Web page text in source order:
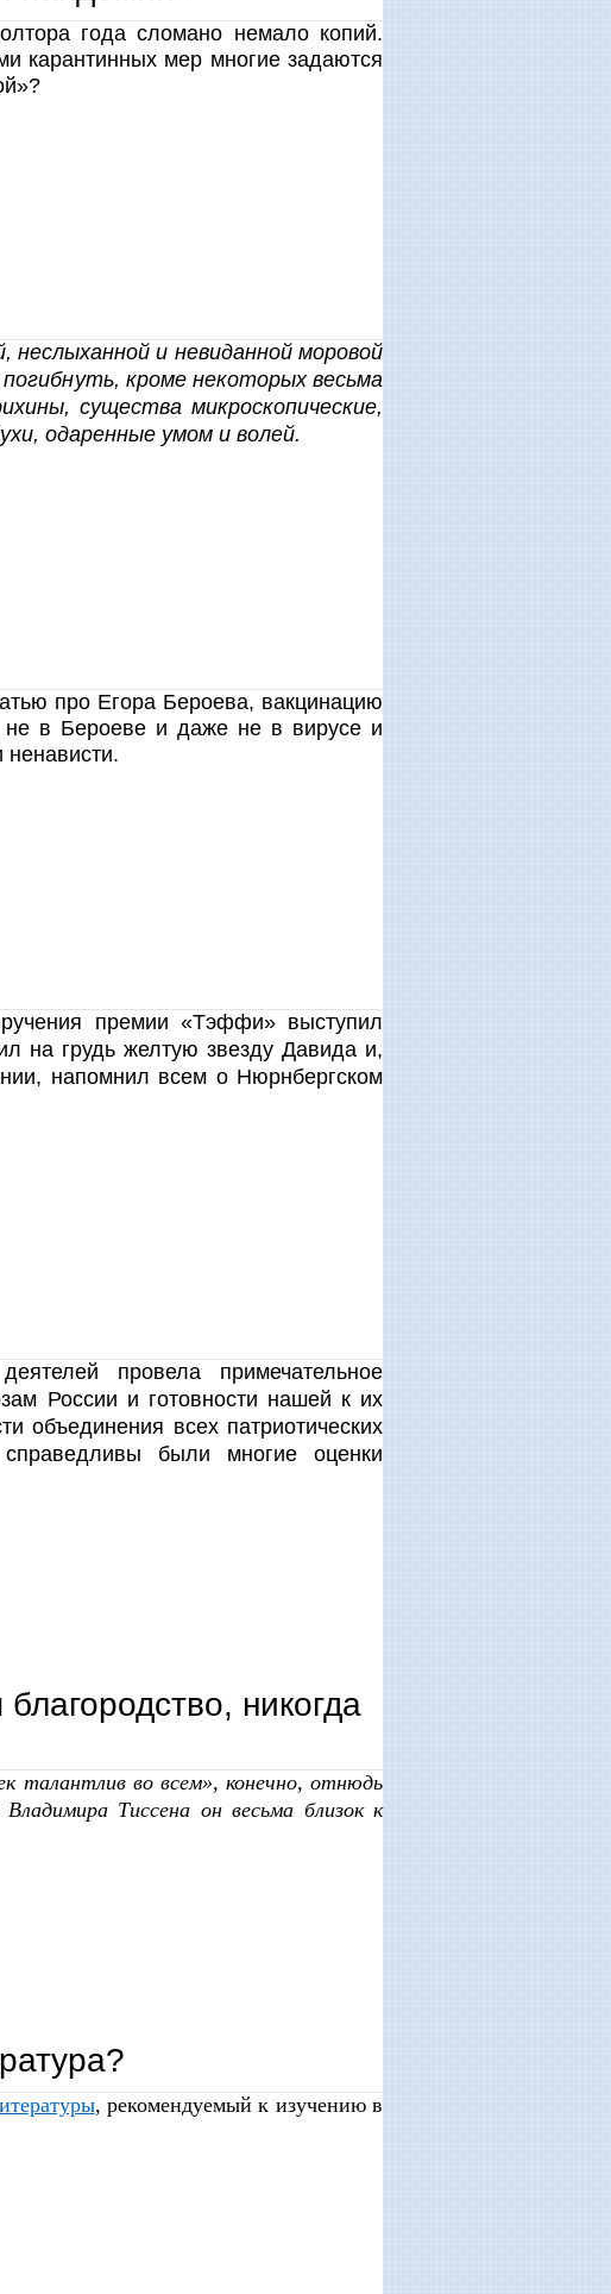
года сломано немало копий.
карантинных мер многие задаются
и невиданной моровой
кроме некоторых весьма
существа микроскопические,
одаренные умом и волей.
про Егора Бероева, вакцинацию
не в Бероеве и даже не в вирусе и
премии «Тэффи» выступил
на грудь желтую звезду Давида и,
напомнил всем о Нюрнбергском
провела примечательное
России и готовности нашей к их
объединения всех патриотических
были многие оценки
никогда
талантлив во всем», конечно, отнюдь
Тиссена он весьма близок к
, рекомендуемый к изучению в